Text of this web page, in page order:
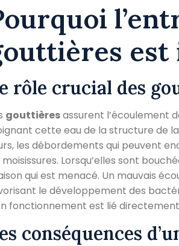
est
rôle crucial des
gouttièresassurent l’écoulement
cette eau de la structure de
les débordements qui peuvent
Lorsqu’elles sont
qui est menacé. Un mauvais
le développement des
fonctionnement est lié
conséquences